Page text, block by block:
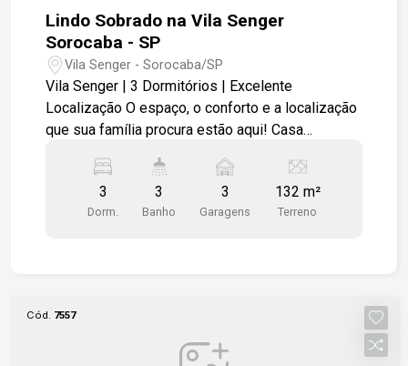
Lindo Sobrado na Vila Senger
Sorocaba - SP
Vila Senger - Sorocaba/SP
Vila Senger | 3 Dormitórios | Excelente
Localização O espaço, o conforto e a localização
que sua família procura estão aqui! Casa
dos espaços e uma localização privilegiada,
próxima à serviços e facilidades. Destaques do
imóvel: 3 dormitórios espaçosos; 3 banheiros;
vaga de garagem coberta Quintal com ótimo
3
Dorm.
3
Banho
3
Garagens
132 m²
Terreno
Cód. 7557